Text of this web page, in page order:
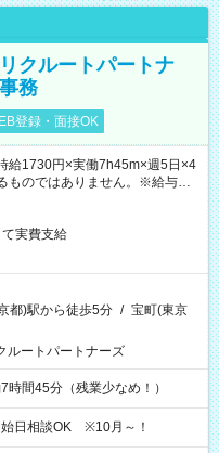
クルートパートナ
務
登録・面接OK
1730円×実働7h45m×週5日×4
のではありません。※給与即
有）
実費支給
都)駅から徒歩5分 / 宝町(東京
ートパートナーズ
間45分（残業少なめ！）
日相談OK ※10月～！